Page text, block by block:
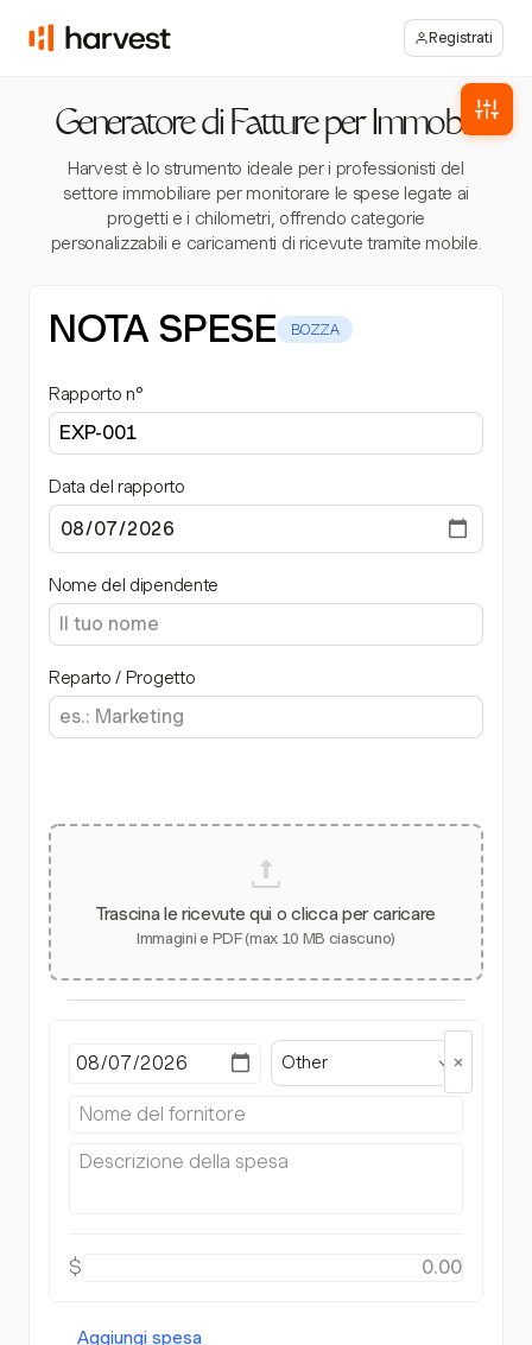
Registrati
Generatore di Fatture per Immobili
Harvest è lo strumento ideale per i professionisti del
settore immobiliare per monitorare le spese legate ai
progetti e i chilometri, offrendo categorie
personalizzabili e caricamenti di ricevute tramite mobile.
NOTA SPESE BOZZA
Rapporto n°
Data del rapporto
Nome del dipendente
Reparto / Progetto
Trascina le ricevute qui o clicca per caricare
Immagini e PDF (max 10 MB ciascuno)
Other
$
Aggiungi spesa